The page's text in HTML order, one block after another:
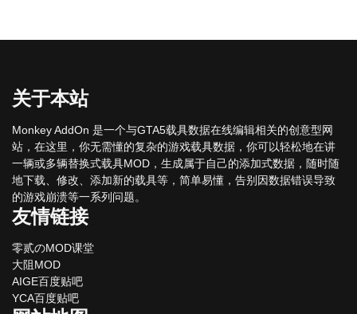
关于本站
Monkey AddOn 是一个与GTA5载具数据在线编辑相关的创意型网
站，在这里，你无需懂的复杂的游戏载具数据，你可以轻松地在讲
一辆或多辆替换式载具MOD，生成属于自己的添加式数据，随时随
地下载、修改、添加新的载具等，简单易懂，告别因数据错误导致
的游戏崩溃等一系列问题。
友情链接
零贰のMOD课堂
大阻MOD
AIGE百度贴吧
YCA百度贴吧